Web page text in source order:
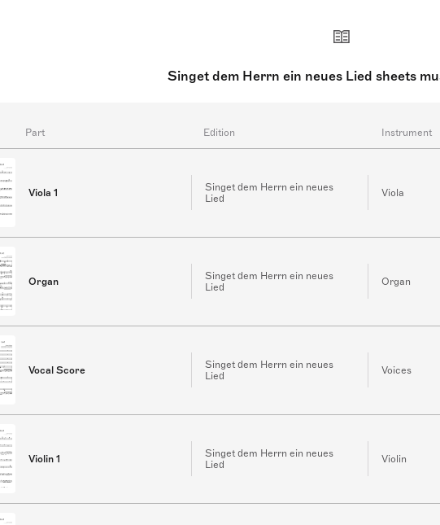
Singet dem Herrn ein neues Lied sheets
Part Edition Instrument
Viola 1
Singet dem Herrn ein neues
Lied
Viola
Organ
Singet dem Herrn ein neues
Lied
Organ
Vocal Score
Singet dem Herrn ein neues
Lied
Voices
Violin 1
Singet dem Herrn ein neues
Lied
Violin